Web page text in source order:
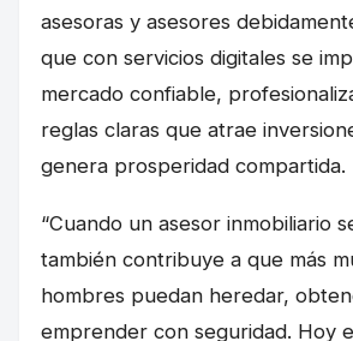
asesoras y asesores
que con servicios digitales se
mercado confiable,
reglas claras que atrae
genera prosperidad compartida.
“Cuando un asesor inmobiliario
también contribuye a que más
hombres puedan heredar,
emprender con seguridad. Hoy